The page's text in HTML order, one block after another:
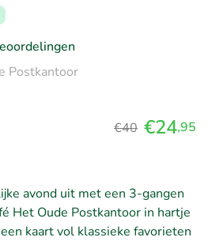
Postkantoor
€40 €24,95
avond uit met een 3-gangen
Het Oude Postkantoor in hartje
kaart vol klassieke favorieten